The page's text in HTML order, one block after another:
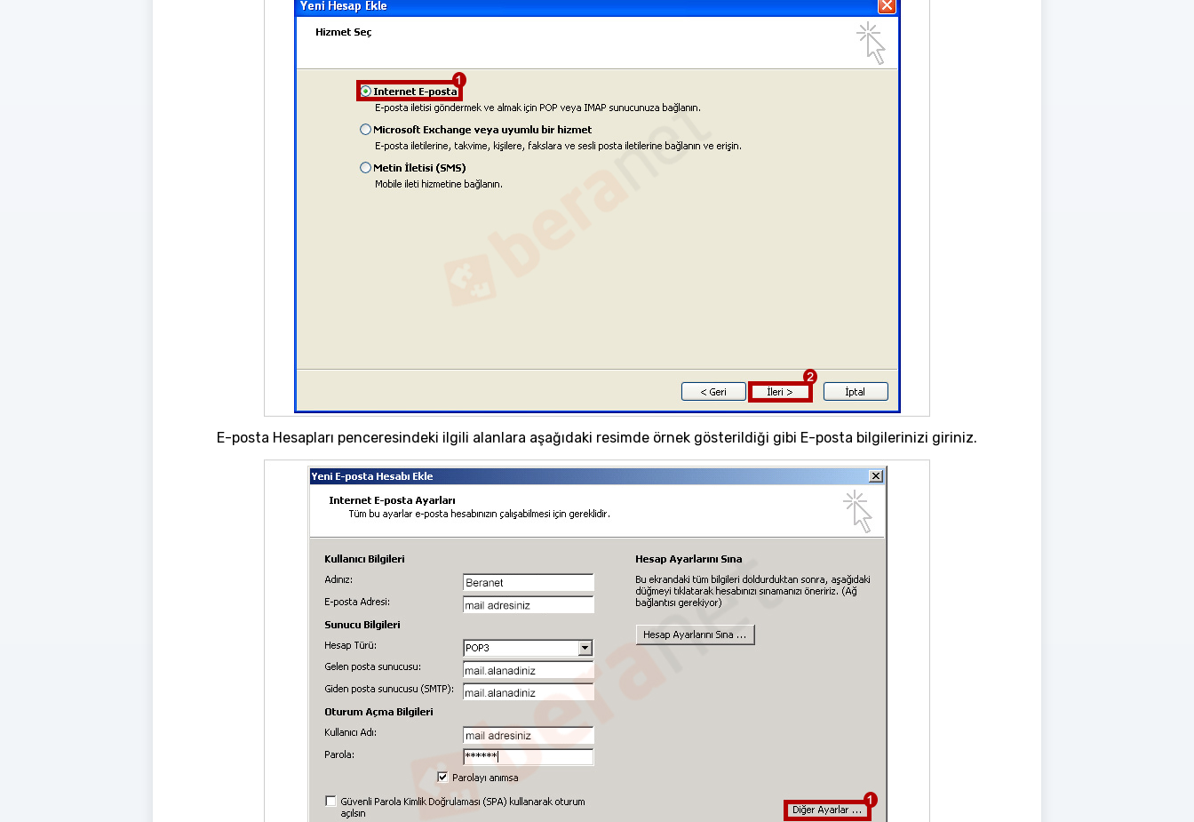
E-posta Hesapları penceresindeki ilgili alanlara aşağıdaki resimde örnek gösterildiği gibi E-posta bilgilerinizi giriniz.